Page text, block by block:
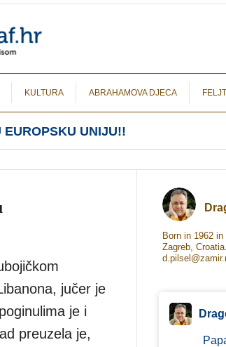
KULTURA ABRAHAMOVA DJECA
EUROPSKU UNIJU!!
jučer je
je i
preuzela je,
Born in 1962
Zagreb,